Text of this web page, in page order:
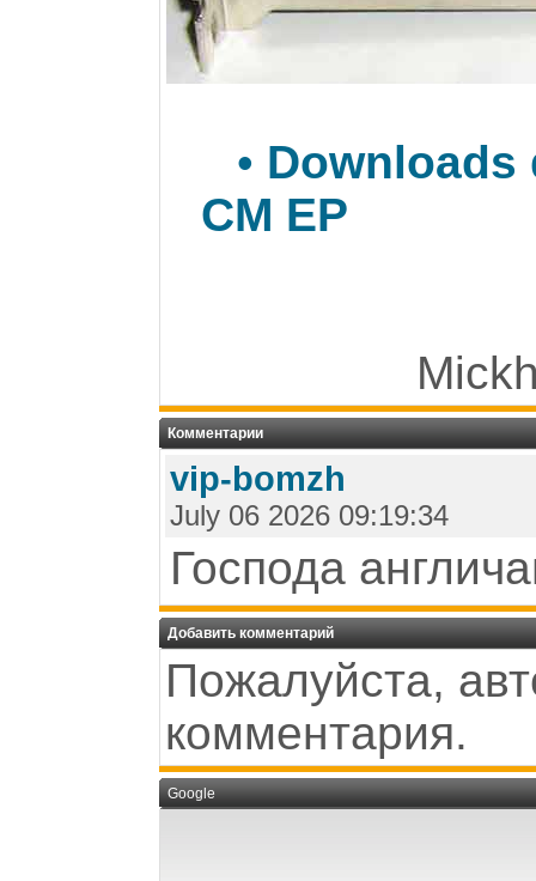
• Downloads
CM EP
Комментарии
vip-bomzh
July 06 2026 09:19:34
Господа
Добавить комментарий
Пожалуйста,
комментария.
Google